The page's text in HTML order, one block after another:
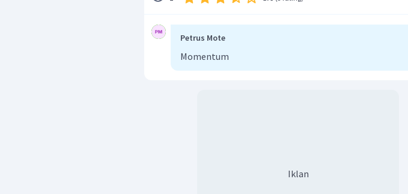
Petrus Mote
Momentum
Iklan